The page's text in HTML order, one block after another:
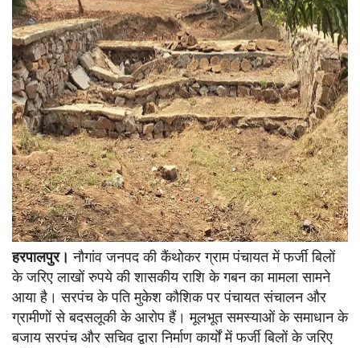
हरपालपुर।नौगांव जनपद की कैंथोकर ग्राम पंचायत में फर्जी बिलों
के जरिए लाखों रुपये की शासकीय राशि के गबन का मामला सामने
आया है। सरपंच के पति मुकेश कौशिक पर पंचायत संचालन और
ग्रामीणों से बदसलूकी के आरोप हैं। मूलभूत समस्याओं के समाधान के
बजाय सरपंच और सचिव द्वारा निर्माण कार्यों में फर्जी बिलों के जरिए